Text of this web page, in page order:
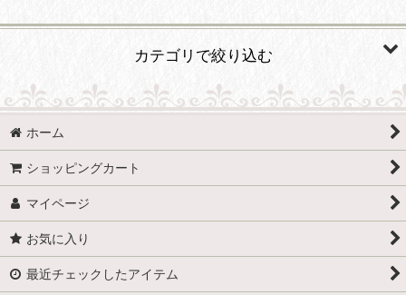
並び順:
絞り込む
カテゴリで絞り込む
VOLLEYBALL (全商品)
バレーボールへの導き〜子どもたちへのアクションプラン
ホーム
ショッピングカート
マイページ
お気に入り
最近チェックしたアイテム